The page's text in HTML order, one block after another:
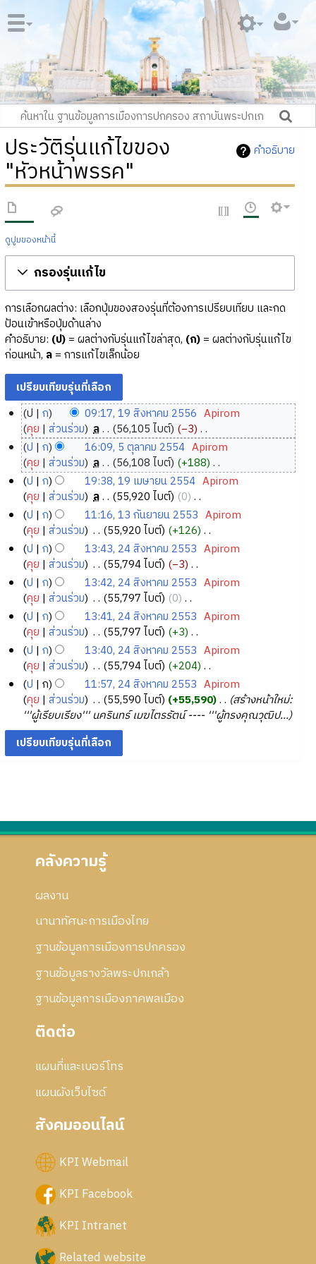
คำอธิบาย
ประวัติรุ่นแก้ไขของ
"หัวหน้าพรรค"
ดูปูมของหน้านี้
กรองรุ่นแก้ไข
การเลือกผลต่าง: เลือกปุ่มของสองรุ่นที่ต้องการเปรียบเทียบ และกด
ป้อนเข้าหรือปุ่มด้านล่าง
คำอธิบาย: (ป)= ผลต่างกับรุ่นแก้ไขล่าสุด, (ก)= ผลต่างกับรุ่นแก้ไข
ก่อนหน้า, ล= การแก้ไขเล็กน้อย
9
ง
า
ม
5
5
6
ป ก 09:17, 19 สิงหาคม 2556 Apirom
คุย ส่วนร่วม ‎ล 56,105 ไบต์ −3 ‎
ไ
ม่
มี
ค
ว
า
ม
ย่
อ
ก
า
ร
แ
ก้
ไ
ข
ตุ
า
ม
5
4
ป ก 16:09, 5 ตุลาคม 2554 Apirom
คุย ส่วนร่วม ‎ล 56,108 ไบต์ +188 ‎
ไ
ม่
มี
ค
ว
า
ม
ย่
อ
ก
า
ร
แ
ก้
ไ
ข
9
ม
า
น
5
5
4
ป ก 19:38, 19 เมษายน 2554 Apirom
คุย ส่วนร่วม ‎ล 55,920 ไบต์ 0 ‎
ไ
ม่
มี
ค
ว
า
ม
ย่
อ
ก
า
ร
แ
ก้
ไ
ข
3
น
า
น
5
5
ป ก 11:16, 13 กันยายน 2553 Apirom
คุย ส่วนร่วม ‎ 55,920 ไบต์ +126 ‎
ไ
ม่
มี
ค
ว
า
ม
ย่
อ
ก
า
ร
แ
ก้
4
ง
า
ม
5
ป ก 13:43, 24 สิงหาคม 2553 Apirom
คุย ส่วนร่วม ‎ 55,794 ไบต์ −3 ‎
ไ
ม่
มี
ค
ว
า
ม
ย่
อ
ก
า
ร
ป ก 13:42, 24 สิงหาคม 2553 Apirom
คุย ส่วนร่วม ‎ 55,797 ไบต์ 0 ‎
ไ
ม่
มี
ค
ว
า
ม
อ
ก
ไ
ป ก 13:41, 24 สิงหาคม 2553 Apirom
คุย ส่วนร่วม ‎ 55,797 ไบต์ +3 ‎
ไ
ม่
มี
ค
ว
ม
ย่
ร
แ
ป ก 13:40, 24 สิงหาคม 2553 Apirom
คุย ส่วนร่วม ‎ 55,794 ไบต์ +204 ‎
ไ
ม่
มี
ค
ว
า
ก
า
ป ก 11:57, 24 สิงหาคม 2553 Apirom
คุย ส่วนร่วม ‎ 55,590 ไบต์ +55,590 ‎
สร้างหน้าใหม่:
'''ผู้เรียบเรียง''' นครินทร์ เมฆไตรรัตน์ ---- '''ผู้ทรงคุณวุฒิป...
คลังความรู้
ผลงาน
นานาทัศนะการเมืองไทย
ฐานข้อมูลการเมืองการปกครอง
ฐานข้อมูลรางวัลพระปกเกล้า
ฐานข้อมูลการเมืองภาคพลเมือง
ติดต่อ
แผนที่และเบอร์โทร
แผนผังเว็บไซด์
สังคมออนไลน์
KPI Webmail
KPI Facebook
KPI Intranet
Related website